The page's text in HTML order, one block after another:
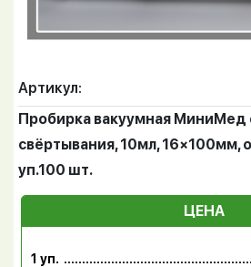
Артикул:
Пробирка вакуумная МиниМед
свёртывания, 10мл,
уп.100 шт.
ЦЕНА
1 уп.